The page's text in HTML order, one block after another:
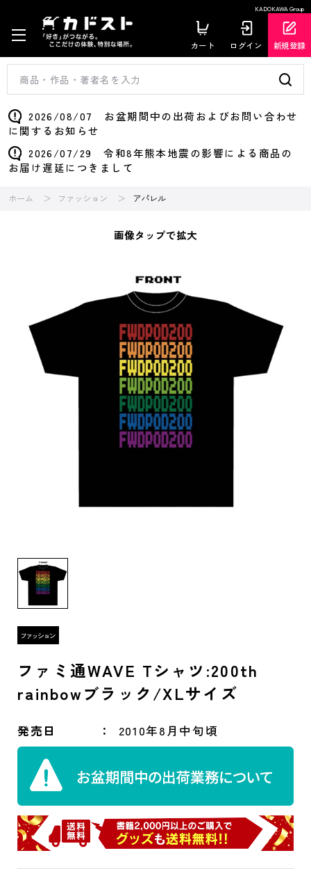
KADOKAWA Group
カート ログイン 新規登録
2026/08/07 お盆期間中の出荷およびお問い合わせ
に関するお知らせ
2026/07/29 令和8年熊本地震の影響による商品の
お届け遅延につきまして
ホーム ファッション アパレル
画像タップで拡大
ファミ通WAVE Tシャツ:200th
rainbowブラック/XLサイズ
発売日 2010年8月中旬頃